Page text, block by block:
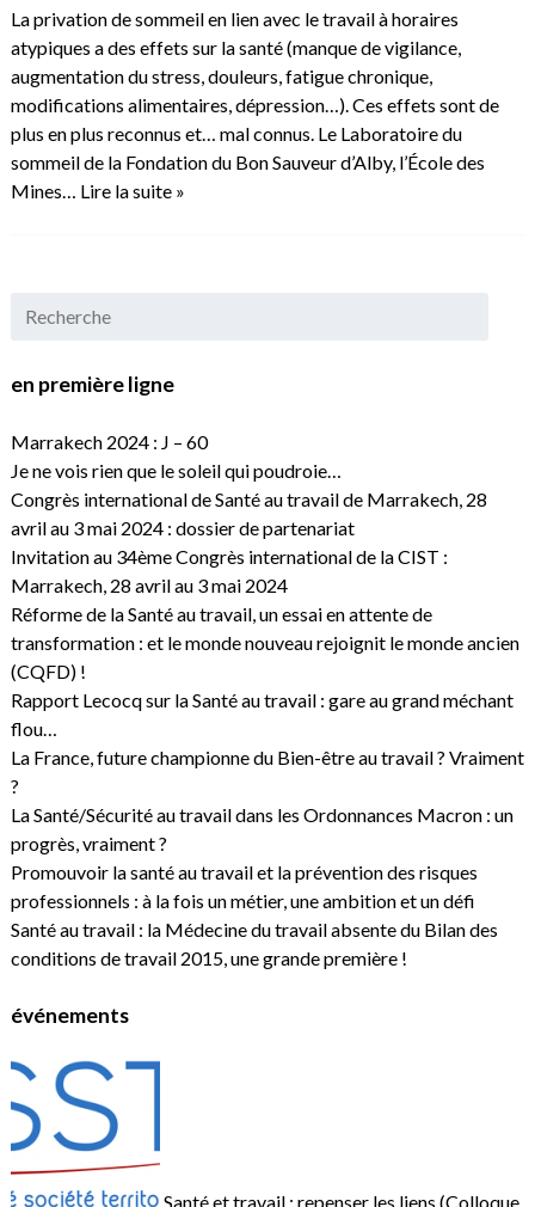
La privation de sommeil en lien avec le travail à horaires
atypiques a des effets sur la santé (manque de vigilance,
augmentation du stress, douleurs, fatigue chronique,
modifications alimentaires, dépression…). Ces effets sont de
plus en plus reconnus et… mal connus. Le Laboratoire du
sommeil de la Fondation du Bon Sauveur d’Alby, l’École des
Mines… Lire la suite »
en première ligne
Marrakech 2024 : J – 60
Je ne vois rien que le soleil qui poudroie…
Congrès international de Santé au travail de Marrakech, 28
avril au 3 mai 2024 : dossier de partenariat
Invitation au 34ème Congrès international de la CIST :
Marrakech, 28 avril au 3 mai 2024
Réforme de la Santé au travail, un essai en attente de
transformation : et le monde nouveau rejoignit le monde ancien
(CQFD) !
Rapport Lecocq sur la Santé au travail : gare au grand méchant
flou…
La France, future championne du Bien-être au travail ? Vraiment
?
La Santé/Sécurité au travail dans les Ordonnances Macron : un
progrès, vraiment ?
Promouvoir la santé au travail et la prévention des risques
professionnels : à la fois un métier, une ambition et un défi
Santé au travail : la Médecine du travail absente du Bilan des
conditions de travail 2015, une grande première !
événements
Santé et travail : repenser les liens (Colloque